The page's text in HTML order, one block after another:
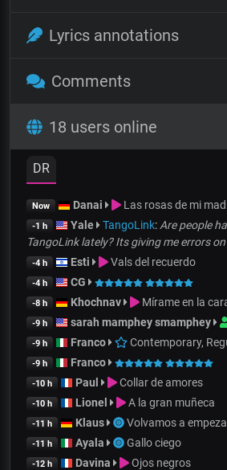
Lyrics annotations
Comments
18 users online
DR
Now Danai Las rosas de mi
-1 h Yale TangoLink: Are people
TangoLink lately? Its giving me errors
-4 h Esti Vals del recuerdo
-4 h CG
-8 h Khochnav Mírame en la
-9 h sarah mamphey smamphey
-9 h Franco Contemporary,
-9 h Franco
-10 h Paul Collar de amores
-10 h Lionel A la gran muñeca
-11 h Klaus Volvamos a
-11 h Ayala Gallo ciego
-12 h Davina Ojos negros